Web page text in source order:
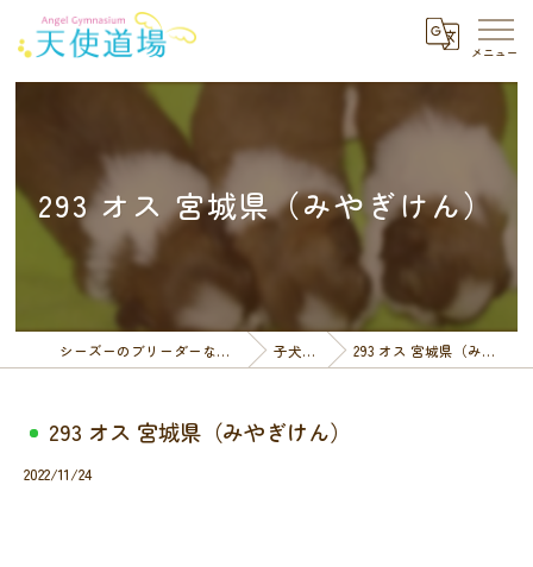
293 オス 宮城県（みやぎけん）
シーズーのブリーダーなら天使道場 子犬一覧 293 オス 宮城県（みやぎけん）
293 オス 宮城県（みやぎけん）
2022/11/24